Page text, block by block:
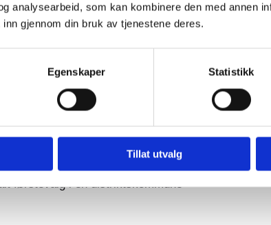
analysearbeid, som kan kombinere den med annen
gjennom din bruk av tjenestene deres.
Egenskaper Statistikk
Tillat utvalg
deg? Og med det som utgangspunkt bygges
for å finne løsninger for veien videre.
førstevalg i en distriktskommune